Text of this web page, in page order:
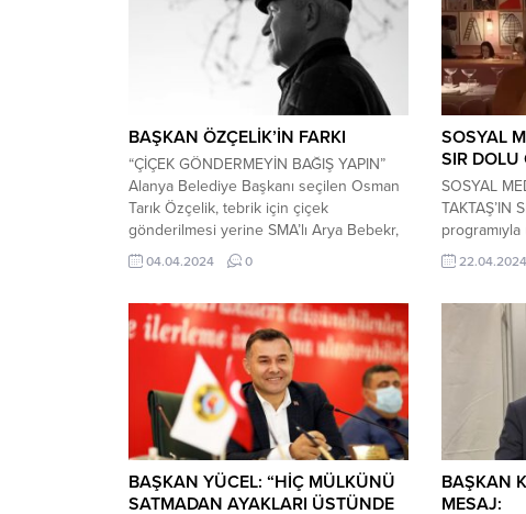
BAŞKAN ÖZÇELİK’İN FARKI
“ÇİÇEK GÖNDERMEYİN BAĞIŞ YAPIN”
Alanya Belediye Başkanı seçilen Osman
Tarık Özçelik, tebrik için çiçek
gönderilmesi yerine SMA’lı Arya Bebekr,
LÖSEV, Mehmetçik Vakfı ya da Çağdaş
Yaşamı Destekleme Derneği’ne bağış
günü yapılan yerel seçimde Alanya
Belediyesini rekor bir oy farklı ile
kazanan CHP Adayı...
04.04.2024 0
SOSYAL
SIR DOLU
SOSYAL
TAKTAŞ’IN
fenomeni
medya
Katıldığı
ünlenen
nedeninin
otopsinin
Adana’da
22.04.2024
BAŞKAN YÜCEL: “HİÇ MÜLKÜNÜ
SATMADAN AYAKLARI ÜSTÜNDE
BAŞKAN
MESAJ: